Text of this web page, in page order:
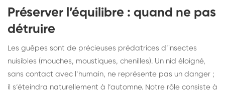
Préserver l’équilibre : quand ne pas
détruire
Les guêpes sont de précieuses prédatrices d’insectes
nuisibles (mouches, moustiques, chenilles). Un nid éloigné,
sans contact avec l’humain, ne représente pas un danger ;
il s’éteindra naturellement à l’automne. Notre rôle consiste à